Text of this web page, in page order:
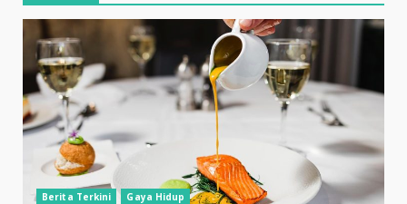
Berita Terkini Gaya Hidup